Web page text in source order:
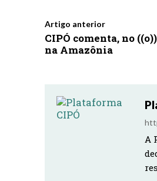
Artigo anterior
CIPÓ comenta, no
na Amazônia
A